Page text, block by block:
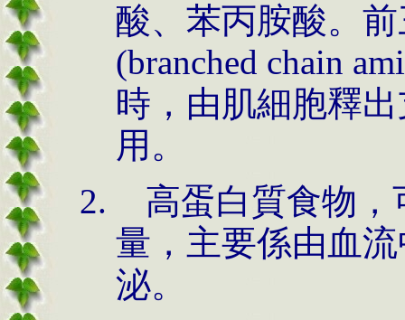
酸、苯丙胺酸。
(branched chain
時，由肌細胞釋
用。
高蛋白質食物
量，主要係由血
泌。